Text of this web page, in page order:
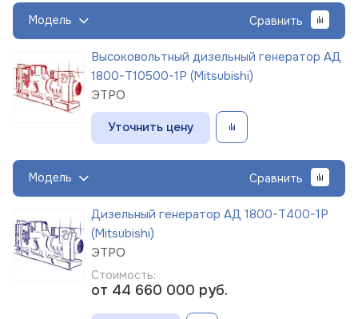
Модель Сравнить
Высоковольтный дизельный генератор АД
1800-Т10500-1Р (Mitsubishi)
ЭТРО
Уточнить цену
Модель Сравнить
Дизельный генератор АД 1800-Т400-1Р
(Mitsubishi)
ЭТРО
Стоимость:
от 44 660 000 руб.